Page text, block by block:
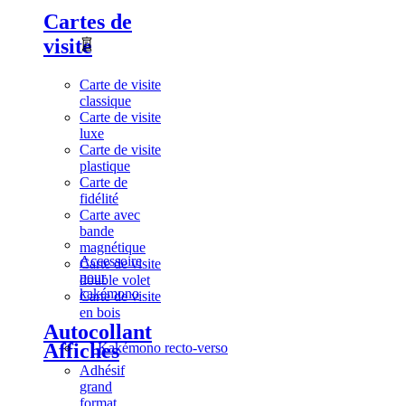
Cartes de
visite
Carte de visite
classique
Carte de visite
luxe
Carte de visite
plastique
Carte de
fidélité
Carte avec
bande
magnétique
Carte de visite
double volet
Carte de visite
en bois
Affiches
Accessoire
pour
kakémono
Autocollant
Adhésif
grand
Kakémono recto-verso